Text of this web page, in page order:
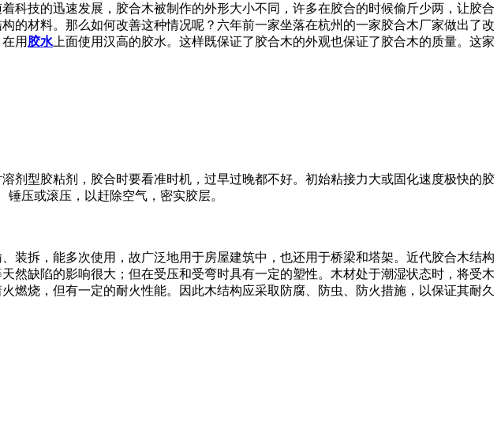
科技的迅速发展，胶合木被制作的外形大小不同，许多在胶合的时候偷斤少两，让胶合
的材料。那么如何改善这种情况呢？六年前一家坐落在杭州的一家胶合木厂家做出了改
用 胶水 上面使用汉高的胶水。这样既保证了胶合木的外观也保证了胶合木的质量。这家
剂型胶粘剂，胶合时要看准时机，过早过晚都不好。初始粘接力大或固化速度极快的胶
压或滚压，以赶除空气，密实胶层。
装拆，能多次使用，故广泛地用于房屋建筑中，也还用于桥梁和塔架。近代胶合木结构
然缺陷的影响很大；但在受压和受弯时具有一定的塑性。木材处于潮湿状态时，将受木
燃烧，但有一定的耐火性能。因此木结构应采取防腐、防虫、防火措施，以保证其耐久